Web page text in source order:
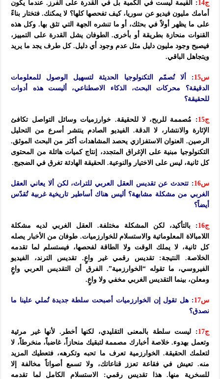
ج14
: القيمة ليست في الكمية بل في القدرة على الفرز. عندما يكون
أمامك مليون فيديو عن سوريا، كيف تفحصها كلها؟ لا يمكنك. فتختار بناءً
على ما يظهر أولاً في بحثك، أو ما تنشره الجهة التي تثق بها. وكل هذه
القنوات منحازة بطريقة أو بأخرى. الطوفان يشل القدرة على التمييز،
فيصبح وجود مليون دليل مثل عدم وجود أي دليل. كل طرف يجد ما يريد
ويتجاهل الباقي.
س15
: ألا تُصمّم التكنولوجيا الحديثة لتسهيل الوصول للمعلومات
الدقيقة؟ محركات البحث، الذكاء الاصطناعي، أليست هذه أدوات
للحقيقة؟
ج15
: مُصممة للربح، لا للحقيقة. خوارزميات وسائل التواصل تكافئ
الإثارة والانتشار، لا الدقة. الفيديو الصادم ينتشر أسرع من التحليل
الرصين. العنوان الاستفزازي يحصد المشاهدات أكثر من البحث الموثق.
التكنولوجيا مبنية على الإغراق المتجدد، إنتاج كميات هائلة من المحتوى
كل ثانية، ليس على الاختيار والنوعية. الحقيقة الهادئة تغرق في الضجيج.
س16
: تتحدث عن تقديس العقل العربي للتراث، لكن ألا يعاني العقل
الغربي من مشكلة مشابهة؟ أليس هناك أساطير تاريخية غربية تُقدّس
أيضاً؟
ج16
: بالتأكيد، لكن المشكلة مختلفة. العقل الغربي لديه مشكلة
اللامبالاة المعلوماتية والاستسلام للخوارزميات. طوفان من الأخبار يصله
كل ثانية، لا يملك الوقت ولا الطاقة لفحصها، فيستسلم لما تقدمه
الخلاصة. النتيجة: تقديس رقمي غير واعٍ. تقديس الترند، الفيديو
الفيروسي، ما تقوله “الخوارزمية”. الفرق أن التقديس العربي واعٍ
ومعلن، بينما التقديس الغربي مخفي ولا واعٍ.
س17
: هل تقول إن الخوارزميات أصبحت سلطة جديدة تُملي علينا ما
نصدق؟
ج17
: ليست سلطة بالمعنى التقليدي، لكنها أخطر. لأنها غير مرئية
وتعمل بهدوء. خلاصة أخبارك مصممة لتبقيك منحازاً، غاضباً، منخرطاً، لا
لتعلمك الحقيقة. الخوارزمية تعرف ما تحبه وتكرهه، فتعطيك المزيد
منه. تعيش في فقاعة تعزز قناعاتك، ولا تسمع أصواتاً مخالفة إلا
للسخرية منها. هذا تقديس رقمي: الاستسلام الكامل لما تقدمه